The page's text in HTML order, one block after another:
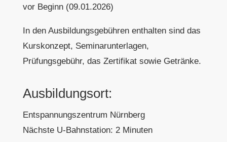
vor Beginn (09.01.2026)
In den Ausbildungsgebühren enthalten sind das
Kurskonzept, Seminarunterlagen,
Prüfungsgebühr, das Zertifikat sowie Getränke.
Ausbildungsort:
Entspannungszentrum Nürnberg
Nächste U-Bahnstation: 2 Minuten